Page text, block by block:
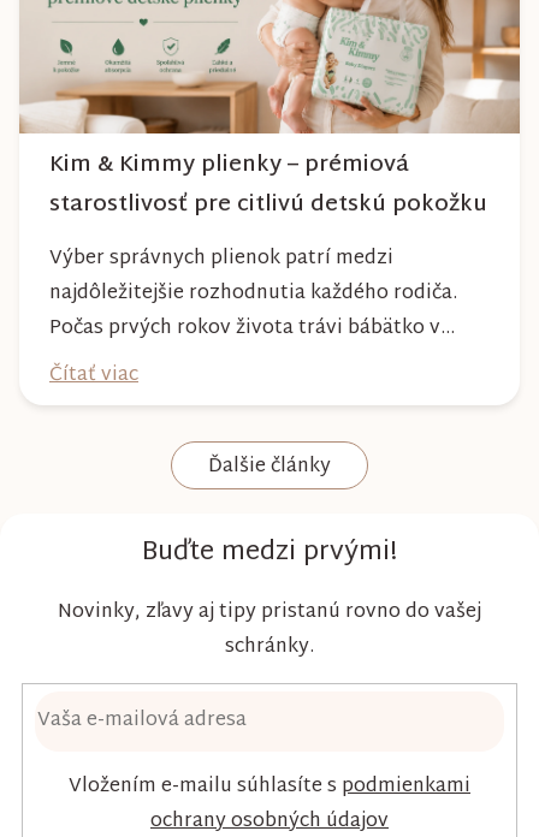
Kim & Kimmy plienky – prémiová
starostlivosť pre citlivú detskú pokožku
Výber správnych plienok patrí medzi
najdôležitejšie rozhodnutia každého rodiča.
Počas prvých rokov života trávi bábätko v
plienke väčšinu dňa, preto by mala poskytovať
nielen spoľahlivú ochranu, ale aj maximálny
komfort a šetrnosť k citlivej pokožke. Plienky
Kim & Kimmy boli vyvinuté s dôrazom na
Čítať viac
Ďalšie články
Buďte medzi prvými!
Novinky, zľavy aj tipy pristanú rovno do vašej
schránky.
Vložením e-mailu súhlasíte s podmienkami
ochrany osobných údajov